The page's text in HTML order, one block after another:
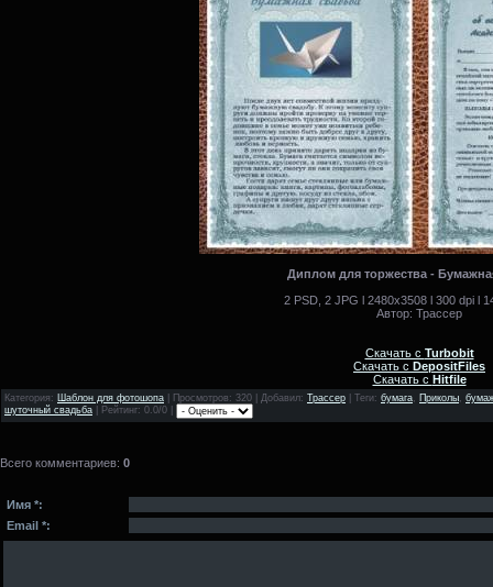
Диплом для торжества -
2 PSD, 2 JPG l 2480x3508 l 300 dpi l
Автор: Трассер
Скачать с Turbobit
Скачать с DepositFiles
Скачать с Hitfile
Категория : Шаблон для фотошопа Просмотров: 320 | Добавил: Трассер Теги: бумага Приколы
шуточный свадьба
Рейтинг: 0.0/0 |
Всего комментариев: 0
Имя *:
Email *: